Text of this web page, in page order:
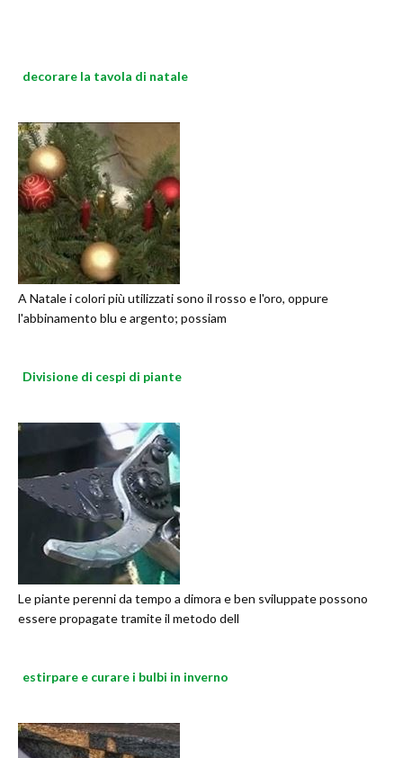
decorare la tavola di natale
A Natale i colori più utilizzati sono il rosso e l'oro, oppure
l'abbinamento blu e argento; possiam
Divisione di cespi di piante
Le piante perenni da tempo a dimora e ben sviluppate possono
essere propagate tramite il metodo dell
estirpare e curare i bulbi in inverno